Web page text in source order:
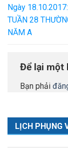
Ngày
TUẦN 28
NĂM A
Để lại một
Bạn phải
LỊCH PHỤNG